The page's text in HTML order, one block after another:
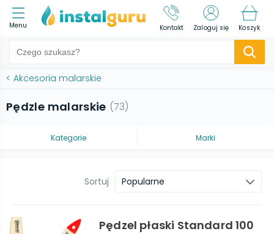
Menu Kontakt Zaloguj się Koszyk
< Akcesoria malarskie
Pędzle malarskie (73)
Kategorie Marki
Sortuj Popularne
Pędzel płaski Standard 100